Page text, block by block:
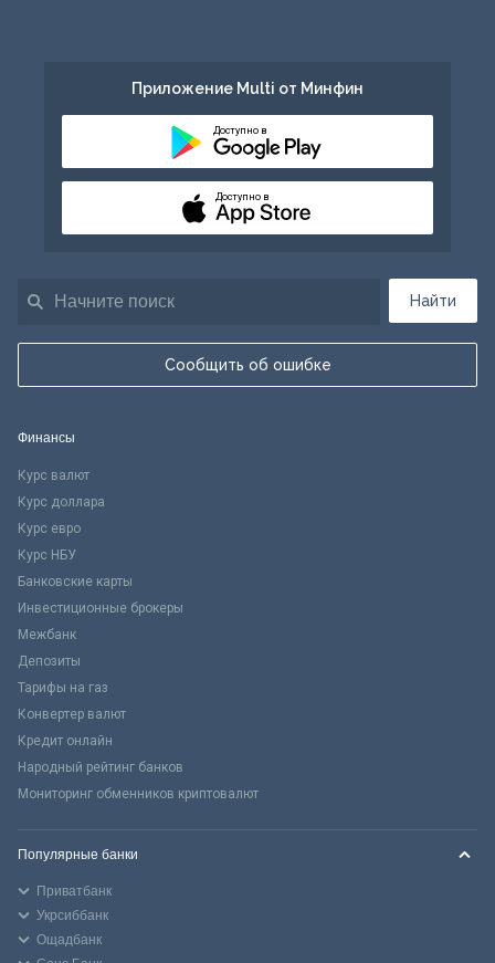
Найти
Сообщить об ошибке
Приложение Multi от Минфин
Доступно в
Доступно в
Финансы
Курс валют
Курс доллара
Курс евро
Курс НБУ
Банковские карты
Инвестиционные брокеры
Межбанк
Депозиты
Тарифы на газ
Конвертер валют
Кредит онлайн
Народный рейтинг банков
Мониторинг обменников криптовалют
Популярные банки
Приватбанк
Укрсиббанк
Ощадбанк